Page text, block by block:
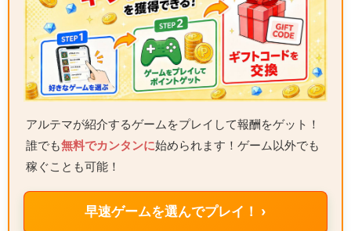
アルテマが紹介するゲームをプレイして報酬をゲット！
誰でも無料でカンタンに始められます！ゲーム以外でも
稼ぐことも可能！
早速ゲームを選んでプレイ！ ›